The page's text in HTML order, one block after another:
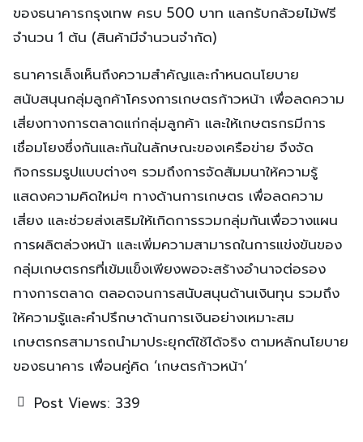
ของธนาคารกรุงเทพ ครบ 500 บาท แลกรับกล้วยไม้ฟรี
จำนวน 1 ต้น (สินค้ามีจำนวนจำกัด)
ธนาคารเล็งเห็นถึงความสำคัญและกำหนดนโยบาย
สนับสนุนกลุ่มลูกค้าโครงการเกษตรก้าวหน้า เพื่อลดความ
เสี่ยงทางการตลาดแก่กลุ่มลูกค้า และให้เกษตรกรมีการ
เชื่อมโยงซึ่งกันและกันในลักษณะของเครือข่าย จึงจัด
กิจกรรมรูปแบบต่างๆ รวมถึงการจัดสัมมนาให้ความรู้
แสดงความคิดใหม่ๆ ทางด้านการเกษตร เพื่อลดความ
เสี่ยง และช่วยส่งเสริมให้เกิดการรวมกลุ่มกันเพื่อวางแผน
การผลิตล่วงหน้า และเพิ่มความสามารถในการแข่งขันของ
กลุ่มเกษตรกรที่เข้มแข็งเพียงพอจะสร้างอำนาจต่อรอง
ทางการตลาด ตลอดจนการสนับสนุนด้านเงินทุน รวมถึง
ให้ความรู้และคำปรึกษาด้านการเงินอย่างเหมาะสม
เกษตรกรสามารถนำมาประยุกต์ใช้ได้จริง ตามหลักนโยบาย
ของธนาคาร เพื่อนคู่คิด ‘เกษตรก้าวหน้า’
Post Views: 339